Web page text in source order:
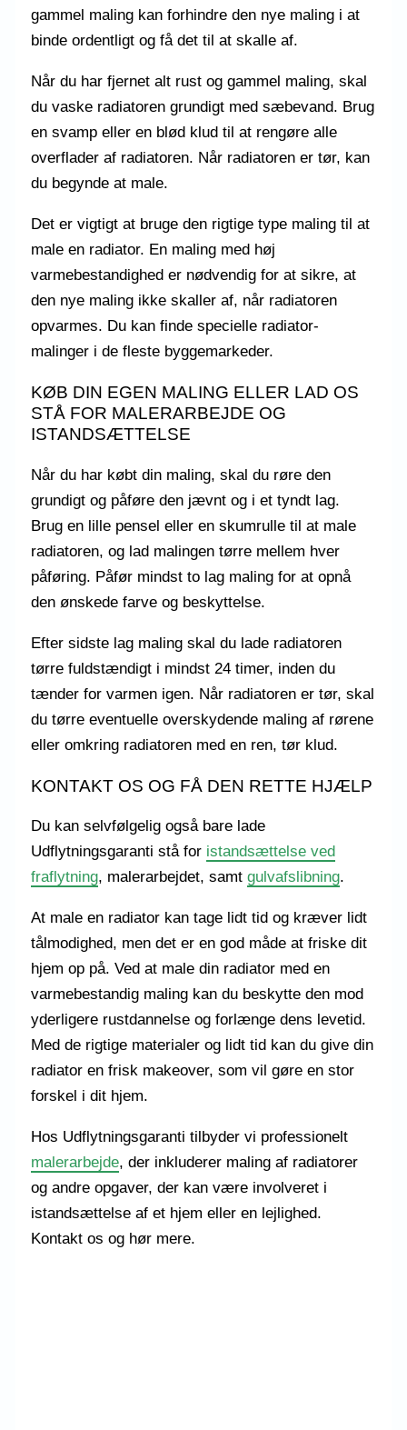
gammel maling kan forhindre den nye maling i at
binde ordentligt og få det til at skalle af.
Når du har fjernet alt rust og gammel maling, skal
du vaske radiatoren grundigt med sæbevand. Brug
en svamp eller en blød klud til at rengøre alle
overflader af radiatoren. Når radiatoren er tør, kan
du begynde at male.
Det er vigtigt at bruge den rigtige type maling til at
male en radiator. En maling med høj
varmebestandighed er nødvendig for at sikre, at
den nye maling ikke skaller af, når radiatoren
opvarmes. Du kan finde specielle radiator-
malinger i de fleste byggemarkeder.
KØB DIN EGEN MALING ELLER LAD OS
STÅ FOR MALERARBEJDE OG
ISTANDSÆTTELSE
Når du har købt din maling, skal du røre den
grundigt og påføre den jævnt og i et tyndt lag.
Brug en lille pensel eller en skumrulle til at male
radiatoren, og lad malingen tørre mellem hver
påføring. Påfør mindst to lag maling for at opnå
den ønskede farve og beskyttelse.
Efter sidste lag maling skal du lade radiatoren
tørre fuldstændigt i mindst 24 timer, inden du
tænder for varmen igen. Når radiatoren er tør, skal
du tørre eventuelle overskydende maling af rørene
eller omkring radiatoren med en ren, tør klud.
KONTAKT OS OG FÅ DEN RETTE HJÆLP
Du kan selvfølgelig også bare lade
Udflytningsgaranti stå for istandsættelse ved
fraflytning, malerarbejdet, samtgulvafslibning.
At male en radiator kan tage lidt tid og kræver lidt
tålmodighed, men det er en god måde at friske dit
hjem op på. Ved at male din radiator med en
varmebestandig maling kan du beskytte den mod
yderligere rustdannelse og forlænge dens levetid.
Med de rigtige materialer og lidt tid kan du give din
radiator en frisk makeover, som vil gøre en stor
forskel i dit hjem.
Hos Udflytningsgaranti tilbyder vi professionelt
malerarbejde, der inkluderer maling af radiatorer
og andre opgaver, der kan være involveret i
istandsættelse af et hjem eller en lejlighed.
Kontakt os og hør mere.